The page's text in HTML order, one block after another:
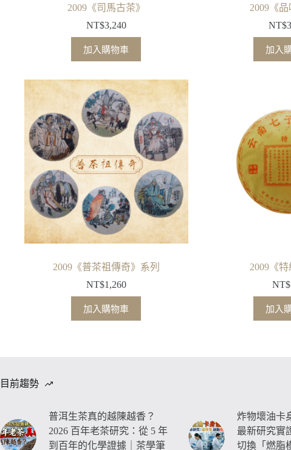
2009《司馬古茶》
NT$3,240
加入購物車
2009《品
NT$
加入
2009《普茶祖傳奇》系列
NT$1,260
加入購物車
2009《特
NT$
加入
目前趨勢
普洱生茶真的越陳越香？
2026 百年老茶研究：從 5 年
到百年的化學證據｜茶學筆
炸物壞油卡
最新研究實
切換「燃脂